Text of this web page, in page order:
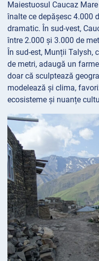
Maiestuosul Caucaz
înalte ce depășesc 4.000
dramatic. În sud-vest,
între 2.000 și 3.000 de
În sud-est, Munții Talysh,
de metri, adaugă un
doar că sculptează
modelează și clima,
ecosisteme și nuanțe